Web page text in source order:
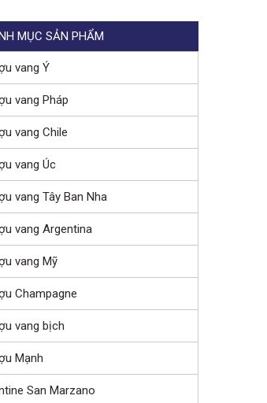
MỤC SẢN PHẨM
vang Ý
vang Pháp
vang Chile
vang Úc
vang Tây Ban Nha
vang Argentina
vang Mỹ
Champagne
vang bịch
Mạnh
San Marzano